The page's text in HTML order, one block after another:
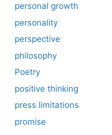
personal growth
personality
perspective
philosophy
Poetry
positive thinking
press limitations
promise